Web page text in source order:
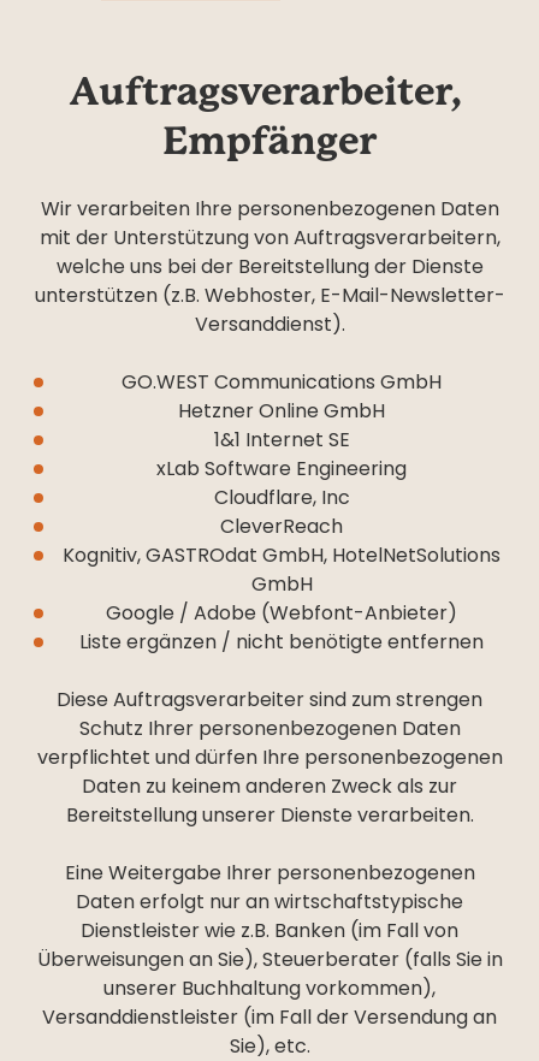
----
--
Auftragsverarbeiter,
Empfänger
Wir verarbeiten Ihre personenbezogenen Daten
mit der Unterstützung von Auftragsverarbeitern,
welche uns bei der Bereitstellung der Dienste
unterstützen (z.B. Webhoster, E-Mail-Newsletter-
Versanddienst).
GO.WEST Communications GmbH
Hetzner Online GmbH
1&1 Internet SE
xLab Software Engineering
Cloudflare, Inc
CleverReach
Kognitiv, GASTROdat GmbH, HotelNetSolutions
GmbH
Google / Adobe (Webfont-Anbieter)
Liste ergänzen / nicht benötigte entfernen
Diese Auftragsverarbeiter sind zum strengen
Schutz Ihrer personenbezogenen Daten
verpflichtet und dürfen Ihre personenbezogenen
Daten zu keinem anderen Zweck als zur
Bereitstellung unserer Dienste verarbeiten.
Eine Weitergabe Ihrer personenbezogenen
Daten erfolgt nur an wirtschaftstypische
Dienstleister wie z.B. Banken (im Fall von
Überweisungen an Sie), Steuerberater (falls Sie in
unserer Buchhaltung vorkommen),
Versanddienstleister (im Fall der Versendung an
Sie), etc.